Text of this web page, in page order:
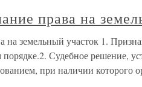
права на
на земельный участок 1.
порядке.2. Судебное решение,
при наличии которого